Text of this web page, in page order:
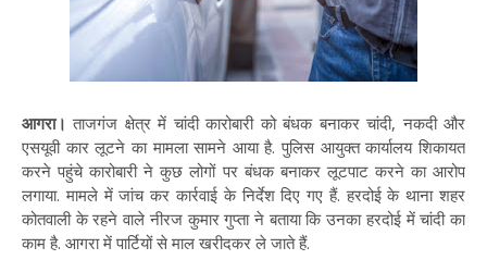
आगरा। ताजगंज क्षेत्र में चांदी कारोबारी को बंधक बनाकर चांदी, नकदी और
एसयूवी कार लूटने का मामला सामने आया है. पुलिस आयुक्त कार्यालय शिकायत
करने पहुंचे कारोबारी ने कुछ लोगों पर बंधक बनाकर लूटपाट करने का आरोप
लगाया. मामले में जांच कर कार्रवाई के निर्देश दिए गए हैं. हरदोई के थाना शहर
कोतवाली के रहने वाले नीरज कुमार गुप्ता ने बताया कि उनका हरदोई में चांदी का
काम है. आगरा में पार्टियों से माल खरीदकर ले जाते हैं.